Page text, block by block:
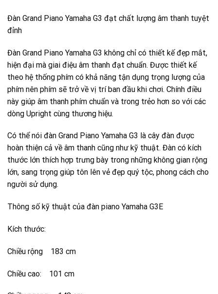
Đàn Grand Piano Yamaha G3 đạt chất lượng âm thanh tuyệt
đỉnh
Đàn Grand Piano Yamaha G3 không chỉ có thiết kế đẹp mắt,
hiện đại mà giai điệu âm thanh đạt chuẩn. Được thiết kế
theo hệ thống phím có khả năng tận dụng trọng lượng của
phím nên phím sẽ trở về vị trí ban đầu khi chơi. Chính điều
này giúp âm thanh phím chuẩn và trong trẻo hơn so với các
dòng Upright cùng thương hiệu.
Có thể nói đàn Grand Piano Yamaha G3 là cây đàn được
hoàn thiện cả về âm thanh cũng như kỹ thuật. Đàn có kích
thước lớn thích hợp trưng bày trong những không gian rộng
lớn, sang trọng giúp tôn lên vẻ đẹp quý tộc, phong cách cho
người sử dụng.
Thông số kỹ thuật của đàn piano Yamaha G3E
Kích thước:
Chiều rộng 183 cm
Chiều cao: 101 cm